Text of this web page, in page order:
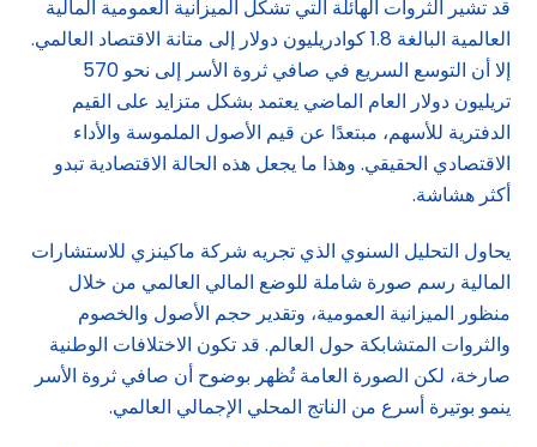
قد تشير الثروات الهائلة التي تشكل الميزانية العمومية المالية
العالمية البالغة 1.8 كوادريليون دولار إلى متانة الاقتصاد العالمي.
إلا أن التوسع السريع في صافي ثروة الأسر إلى نحو 570
تريليون دولار العام الماضي يعتمد بشكل متزايد على القيم
الدفترية للأسهم، مبتعدًا عن قيم الأصول الملموسة والأداء
الاقتصادي الحقيقي. وهذا ما يجعل هذه الحالة الاقتصادية تبدو
أكثر هشاشة.
يحاول التحليل السنوي الذي تجريه شركة ماكينزي للاستشارات
المالية رسم صورة شاملة للوضع المالي العالمي من خلال
منظور الميزانية العمومية، وتقدير حجم الأصول والخصوم
والثروات المتشابكة حول العالم. قد تكون الاختلافات الوطنية
صارخة، لكن الصورة العامة تُظهر بوضوح أن صافي ثروة الأسر
ينمو بوتيرة أسرع من الناتج المحلي الإجمالي العالمي.